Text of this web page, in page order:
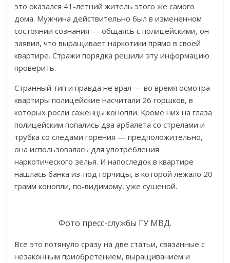
это оказался 41-летний житель этого же самого
дома. Мужчина действительно был в измененном
состоянии сознания — общаясь с полицейскими, он
заявил, что выращивает наркотики прямо в своей
квартире. Стражи порядка решили эту информацию
проверить.
Странный тип и правда не врал — во время осмотра
квартиры полицейские насчитали 26 горшков, в
которых росли саженцы конопли. Кроме них на глаза
полицейским попались два арбалета со стрелами и
трубка со следами горения — предположительно,
она использовалась для употребления
наркотического зелья. И напоследок в квартире
нашлась банка из-под горчицы, в которой лежало 20
грамм конопли, по-видимому, уже сушеной.
Фото пресс-службы ГУ МВД.
Все это потянуло сразу на две статьи, связанные с
незаконным приобретением, выращиванием и